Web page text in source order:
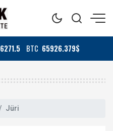
6271.5 BTC 65926.379$
Jüri